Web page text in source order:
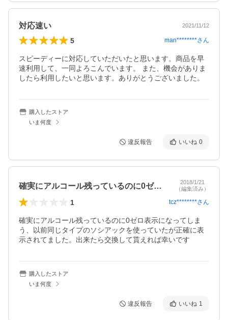
対応速い 2021/11/12
5 man********さん
スピーディーに対応していただいたと思います。商品を早
速利用して、一同よろこんでいます。 また、機会がありま
したら利用したいと思います。ありがとうございました。
購入したストア
いま何度
違反報告 いいね 0
確実にアルコール残っているのに0ゼロ表…
2018/1/21
（編集済み）
1 tcz********さん
確実にアルコール残っているのに0ゼロ表示になってしま
う、以前同じタイプのソシアックを使っていたが正確に表
示されてました。出来たら交換して貰えれば幸いです
購入したストア
いま何度
違反報告 いいね 1